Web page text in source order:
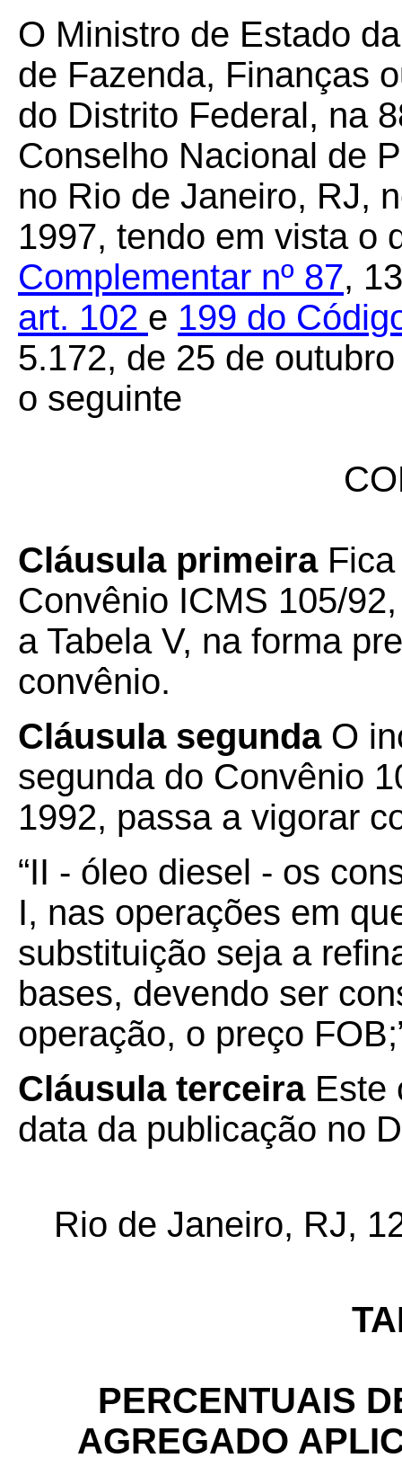
O Ministro de Estado
de Fazenda, Finanças
do Distrito Federal, na
Conselho Nacional de
no Rio de Janeiro, RJ,
1997, tendo em vista o
Complementar nº 87,
art. 102 e 199 do
5.172, de 25 de
o seguinte
Cláusula primeira
Convênio ICMS 105/92,
a Tabela V, na forma
convênio.
Cláusula segunda O
segunda do Convênio
1992, passa a vigorar
“II - óleo diesel - os
I, nas operações em
substituição seja a
bases, devendo ser
operação, o preço
Cláusula terceiraEste
data da publicação no
Rio de Janeiro, RJ,
PERCENTUAIS
AGREGADO